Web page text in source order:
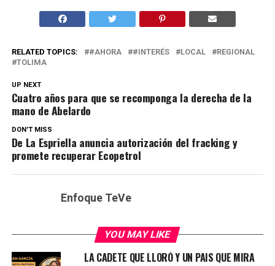
RELATED TOPICS: #AHORA #INTERÉS LOCAL
REGIONAL
TOLIMA
UP NEXT
Cuatro años para que se recomponga la derecha de la
mano de Abelardo
DON'T MISS
De La Espriella anuncia autorización del fracking y
promete recuperar Ecopetrol
Enfoque TeVe
YOU MAY LIKE
LA CADETE QUE LLORÓ Y UN PAIS QUE MIRA